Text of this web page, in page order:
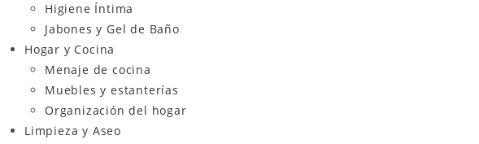
Higiene Íntima
Jabones y Gel de Baño
Hogar y Cocina
Menaje de cocina
Muebles y estanterías
Organización del hogar
Limpieza y Aseo